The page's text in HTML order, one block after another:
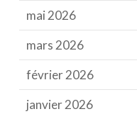
mai 2026
mars 2026
février 2026
janvier 2026